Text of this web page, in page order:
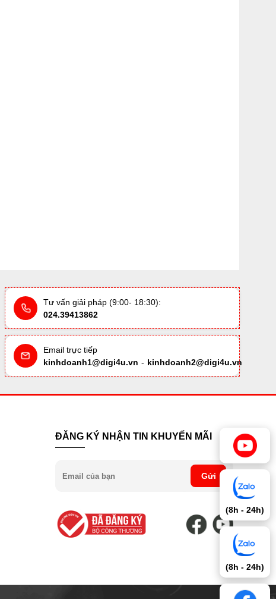
Tư vấn giải pháp (9:00- 18:30):
024.39413862
Email trực tiếp
kinhdoanh1@digi4u.vn - kinhdoanh2@digi4u.vn
ĐĂNG KÝ NHẬN TIN KHUYẾN MÃI
Gửi
(8h - 24h)
(8h - 24h)